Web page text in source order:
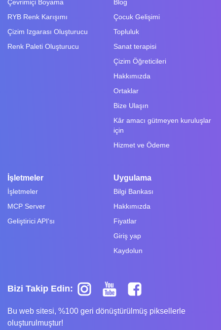
Çevrimiçi Boyama
RYB Renk Karışımı
Çizim Izgarası Oluşturucu
Renk Paleti Oluşturucu
Blog
Çocuk Gelişimi
Topluluk
Sanat terapisi
Çizim Öğreticileri
Hakkımızda
Ortaklar
Bize Ulaşın
Kâr amacı gütmeyen kuruluşlar
için
Hizmet ve Ödeme
İşletmeler
İşletmeler
MCP Server
Geliştirici API'sı
Uygulama
Bilgi Bankası
Hakkımızda
Fiyatlar
Giriş yap
Kaydolun
Bizi Takip Edin:
Bu web sitesi, %100 geri dönüştürülmüş piksellerle
oluşturulmuştur!